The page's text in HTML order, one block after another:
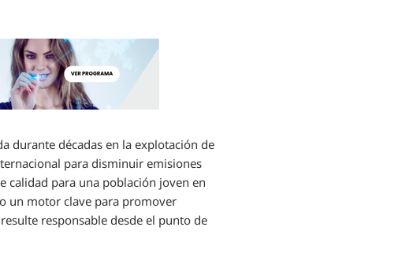
durante décadas en la explotación de
para disminuir emisiones
calidad para una población joven en
un motor clave para promover
responsable desde el punto de